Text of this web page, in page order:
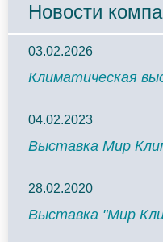
Новости
03.02.2026
Климатическая
04.02.2023
Выставка Мир
28.02.2020
Выставка "Мир